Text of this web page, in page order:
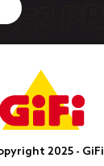
2025 - GiFi